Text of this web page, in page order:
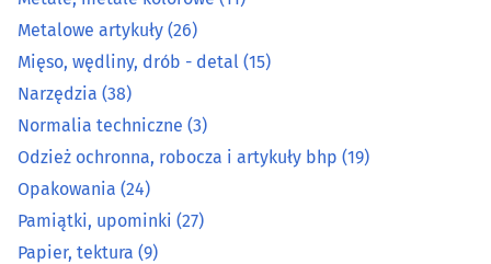
Maszyny(19)
Maszyny do szycia(4)
Maszyny i urządzenia rolnicze
Metale, metale kolorowe
Metalowe artykuły(26)
Metalowe artykuły (26)
Mięso, wędliny, drób - detal (15)
Narzędzia (38)
Normalia techniczne (3)
Odzież ochronna, robocza i artykuły bhp (19)
Opakowania (24)
Pamiątki, upominki (27)
Papier, tektura (9)